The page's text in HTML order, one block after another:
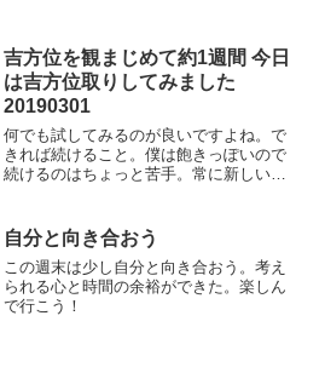
吉方位を観まじめて約1週間 今日
は吉方位取りしてみました
20190301
何でも試してみるのが良いですよね。で
きれば続けること。僕は飽きっぽいので
続けるのはちょっと苦手。常に新しいこ
り、常に新しいことへのチャレンジにウ
キウキするのが良いです。今...
自分と向き合おう
この週末は少し自分と向き合おう。考え
られる心と時間の余裕ができた。楽しん
で行こう！